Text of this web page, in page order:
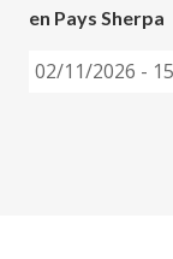
en Pays Sherpa
02/11/2026 -